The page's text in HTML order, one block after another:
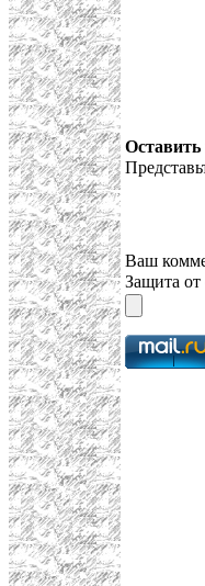
Ваш
Защита от